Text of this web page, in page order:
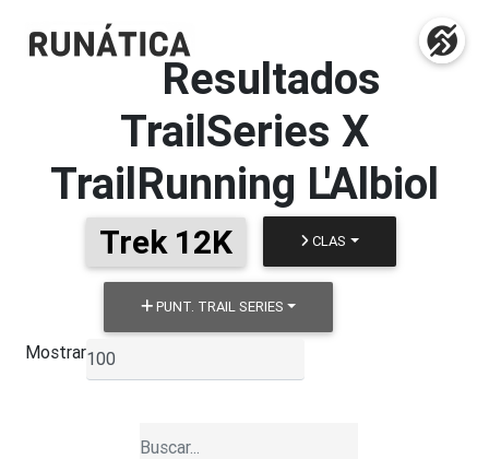
Resultados
TrailSeries X
TrailRunning L'Albiol
Trek 12K CLAS
PUNT. TRAIL SERIES
Mostrar